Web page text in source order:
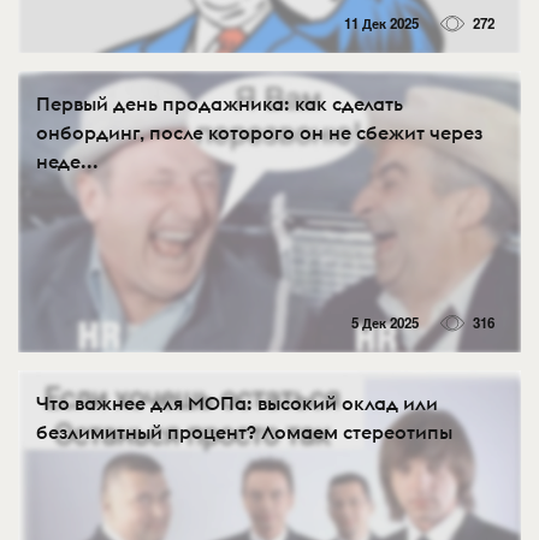
11 Дек 2025 272
Первый день продажника: как сделать
онбординг, после которого он не сбежит через
неде...
5 Дек 2025 316
Что важнее для МОПа: высокий оклад или
безлимитный процент? Ломаем стереотипы